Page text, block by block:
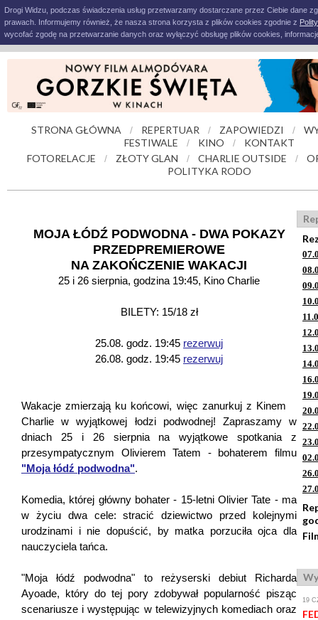
Drogi Widzu, podczas świadczenia usług przetwarzamy dostarczane przez Ciebie dane
prawach. Informujemy również, że nasza strona korzysta z plików cookies zgodnie z
wycofać zgodę na przetwarzanie danych oraz wyłączyć obsługę plików cookies,
STRONA GŁÓWNA / REPERTUAR / ZAPOWIEDZI /
FESTIWALE
/ KINO /
KONTAKT
FOTORELACJE
/ ZŁOTY GLAN / CHARLIE OUTSIDE /
POLITYKA RODO
MOJA ŁÓDŹ PODWODNA - DWA POKAZY
PRZEDPREMIEROWE
NA ZAKOŃCZENIE WAKACJI
25 i 26 sierpnia, godzina 19:45, Kino Charlie
BILETY: 15/18 zł
25.08. godz. 19:45 rezerwuj
26.08. godz. 19:45 rezerwuj
Wakacje zmierzają ku końcowi, więc zanurkuj z Kinem
Charlie w wyjątkowej łodzi podwodnej! Zapraszamy w
dniach 25 i 26 sierpnia na wyjątkowe spotkania z
przesympatycznym Olivierem Tatem - bohaterem filmu
"Moja łódź podwodna".
Komedia, której główny bohater - 15-letni Olivier Tate - ma
w życiu dwa cele: stracić dziewictwo przed kolejnymi
urodzinami i nie dopuścić, by matka porzuciła ojca dla
nauczyciela tańca.
"Moja łódź podwodna" to reżyserski debiut Richarda
Ayoade, który do tej pory zdobywał popularność pisząc
scenariusze i występując w telewizyjnych komediach oraz
19